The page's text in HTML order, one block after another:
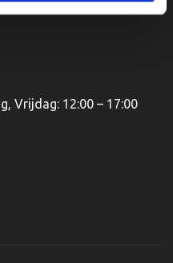
Vrijdag: 12:00 – 17:00